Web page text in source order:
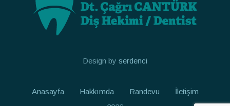
Design by serdenci
Anasayfa Hakkımda Randevu
İletişim